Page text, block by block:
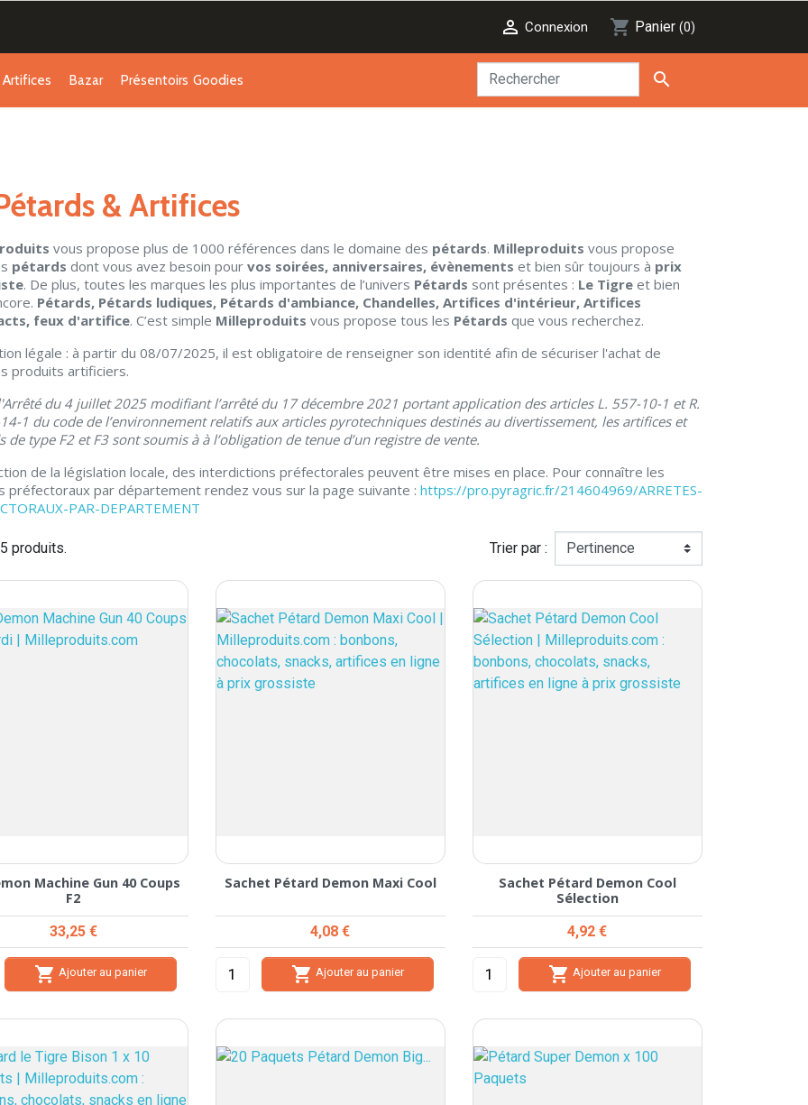
 Connexion shopping_cart Panier (0)
Artifices Bazar Présentoirs Goodies 
& Artifices
vous propose plus de 1000 références dans le domaine des pétards. Milleproduits vous propose
pétards dont vous avez besoin pour vos soirées, anniversaires, évènements et bien sûr toujours à prix
. De plus, toutes les marques les plus importantes de l’univers Pétards sont présentes : Le Tigre et bien
Pétards, Pétards ludiques, Pétards d'ambiance, Chandelles, Artifices d'intérieur, Artifices
feux d'artifice. C’est simple Milleproduits vous propose tous les Pétards que vous recherchez.
légale : à partir du 08/07/2025, il est obligatoire de renseigner son identité afin de sécuriser l'achat de
produits artificiers.
du 4 juillet 2025 modifiant l’arrêté du 17 décembre 2021 portant application des articles L. 557-10-1 et R.
1 du code de l’environnement relatifs aux articles pyrotechniques destinés au divertissement, les artifices et
de type F2 et F3 sont soumis à à l’obligation de tenue d’un registre de vente.
de la législation locale, des interdictions préfectorales peuvent être mises en place. Pour connaître les
préfectoraux par département rendez vous sur la page suivante : https://pro.pyragric.fr/214604969/ARRETES-
PAR-DEPARTEMENT
produits. Trier par :
Machine Gun 40 Coups
F2
Prix
33,25 €
 Ajouter au panier
Sachet Pétard Demon Maxi Cool
Prix
4,08 €
 Ajouter au panier
Sachet Pétard Demon Cool
Sélection
Prix
4,92 €
 Ajouter au panier